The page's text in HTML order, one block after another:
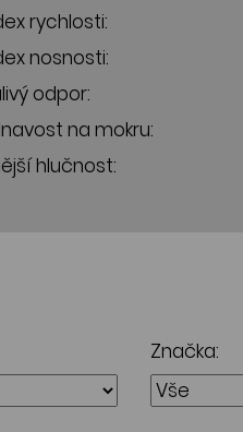
rychlosti:
nosnosti:
odpor:
na mokru:
hlučnost:
Značka: